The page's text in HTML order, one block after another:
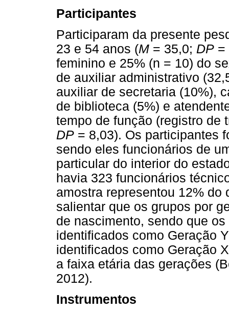
Participantes
Participaram da presente
23 e 54 anos (M = 35,0; DP =
feminino e 25% (n = 10) do
de auxiliar administrativo
auxiliar de secretaria (10%),
de biblioteca (5%) e
tempo de função (registro de
DP = 8,03). Os participantes
sendo eles funcionários de
particular do interior do
havia 323 funcionários
amostra representou 12% do
salientar que os grupos por
de nascimento, sendo que
identificados como Geração
identificados como Geração
a faixa etária das gerações
2012).
Instrumentos